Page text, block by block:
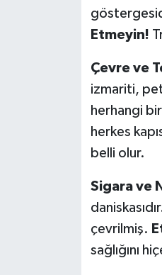
Etmeyin!
Çevre ve
izmariti,
herhangi
herkes
belli olur.
Sigara ve
çevrilmiş.
sağlığını